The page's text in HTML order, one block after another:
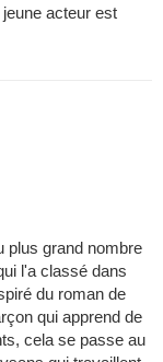
acteur est
plus grand nombre
l'a classé dans
du roman de
qui apprend de
cela se passe au